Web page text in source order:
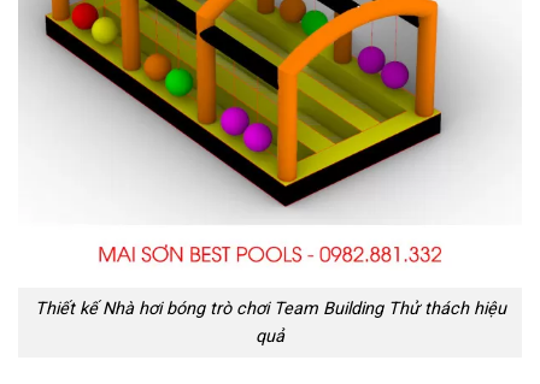
Thiết kế Nhà hơi bóng trò chơi Team Building Thử thách hiệu
quả